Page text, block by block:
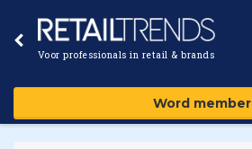
Voor professionals in retail & brands
Word member